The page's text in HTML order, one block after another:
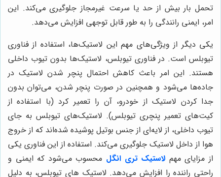
تحمل بار بیش از حد یا سرعت غیرمجاز جلوگیری می‌کند. این
امر، ایمنی رانندگی را به طور قابل توجهی افزایش می‌دهد.
یکی دیگر از ویژگی‌های مهم این لاستیک‌ها، استفاده از فناوری
تیوبلس است. در فناوری تیوبلس، لاستیک‌ها بدون تیوب داخلی
هستند. این امر باعث کاهش احتمال پنچر شدن لاستیک در
جاده‌ها می‌شود و همچنین در صورت پنچر شدن، می‌توان بدون
جدا کردن لاستیک از خودرو، آن را تعمیر کرد (با استفاده از
کیت‌های تعمیر پنچری تیوبلس). لاستیک‌های تیوبلس به جای
تیوب داخلی، از لایه‌ای از جنس بوتیل پوشیده شده‌اند که از خروج
هوا از داخل لاستیک جلوگیری می‌کند. استفاده از این فناوری یکی
از مزایای مهم لاستیک تری انگل محسوب می‌شود که ایمنی و
راحتی راننده را افزایش می‌دهد. لاستیک های تیوبلس، به دلیل